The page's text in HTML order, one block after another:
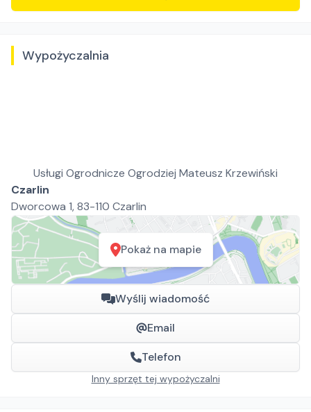
Wypożyczalnia
Usługi Ogrodnicze Ogrodziej Mateusz Krzewiński
Czarlin
Dworcowa 1, 83-110 Czarlin
Pokaż na mapie
Wyślij wiadomość
Email
Telefon
Inny sprzęt tej wypożyczalni